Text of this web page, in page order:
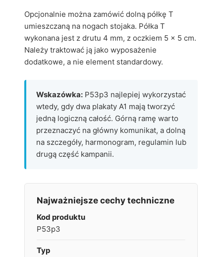
Opcjonalnie można zamówić dolną półkę T
umieszczaną na nogach stojaka. Półka T
wykonana jest z drutu 4 mm, z oczkiem 5 x 5 cm.
Należy traktować ją jako wyposażenie
dodatkowe, a nie element standardowy.
Wskazówka: P53p3 najlepiej wykorzystać
wtedy, gdy dwa plakaty A1 mają tworzyć
jedną logiczną całość. Górną ramę warto
przeznaczyć na główny komunikat, a dolną
na szczegóły, harmonogram, regulamin lub
drugą część kampanii.
Najważniejsze cechy techniczne
Kod produktu
P53p3
Typ